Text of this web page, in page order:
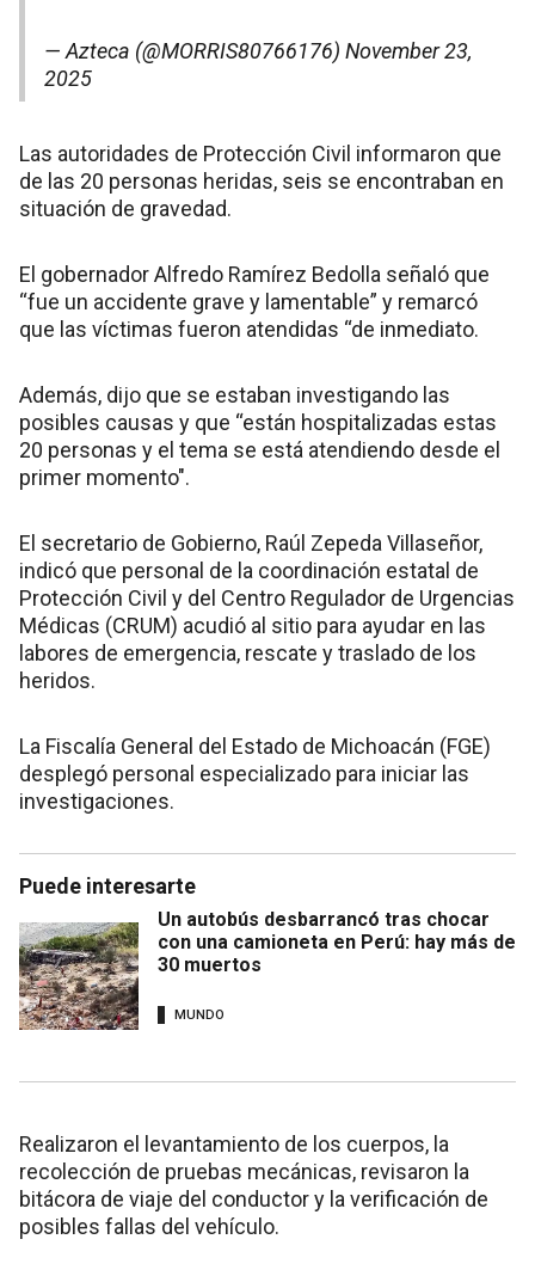
— Azteca (@MORRIS80766176) November 23,
2025
Las autoridades de Protección Civil informaron que
de las 20 personas heridas, seis se encontraban en
situación de gravedad.
El gobernador Alfredo Ramírez Bedolla señaló que
“fue un accidente grave y lamentable” y remarcó
que las víctimas fueron atendidas “de inmediato.
Además, dijo que se estaban investigando las
posibles causas y que “están hospitalizadas estas
20 personas y el tema se está atendiendo desde el
primer momento".
El secretario de Gobierno, Raúl Zepeda Villaseñor,
indicó que personal de la coordinación estatal de
Protección Civil y del Centro Regulador de Urgencias
Médicas (CRUM) acudió al sitio para ayudar en las
labores de emergencia, rescate y traslado de los
heridos.
La Fiscalía General del Estado de Michoacán (FGE)
desplegó personal especializado para iniciar las
investigaciones.
Puede interesarte
Un autobús desbarrancó tras chocar
con una camioneta en Perú: hay más de
30 muertos
MUNDO
Realizaron el levantamiento de los cuerpos, la
recolección de pruebas mecánicas, revisaron la
bitácora de viaje del conductor y la verificación de
posibles fallas del vehículo.